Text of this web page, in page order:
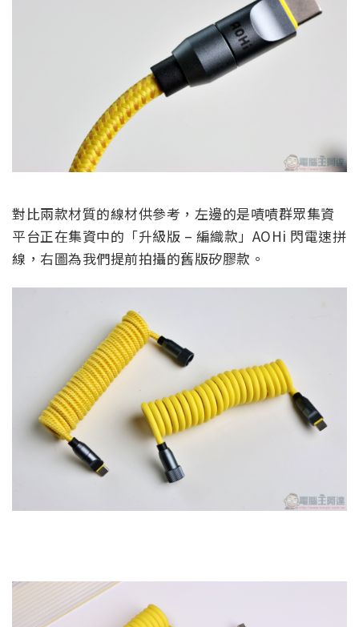
對比兩款材質的線材供參考，左邊的是嘖嘖群眾集資
平台正在集資中的「升級版 – 編織款」AOHi 閃電速拼
線，右圖為我們提前拍攝的舊版矽膠款。